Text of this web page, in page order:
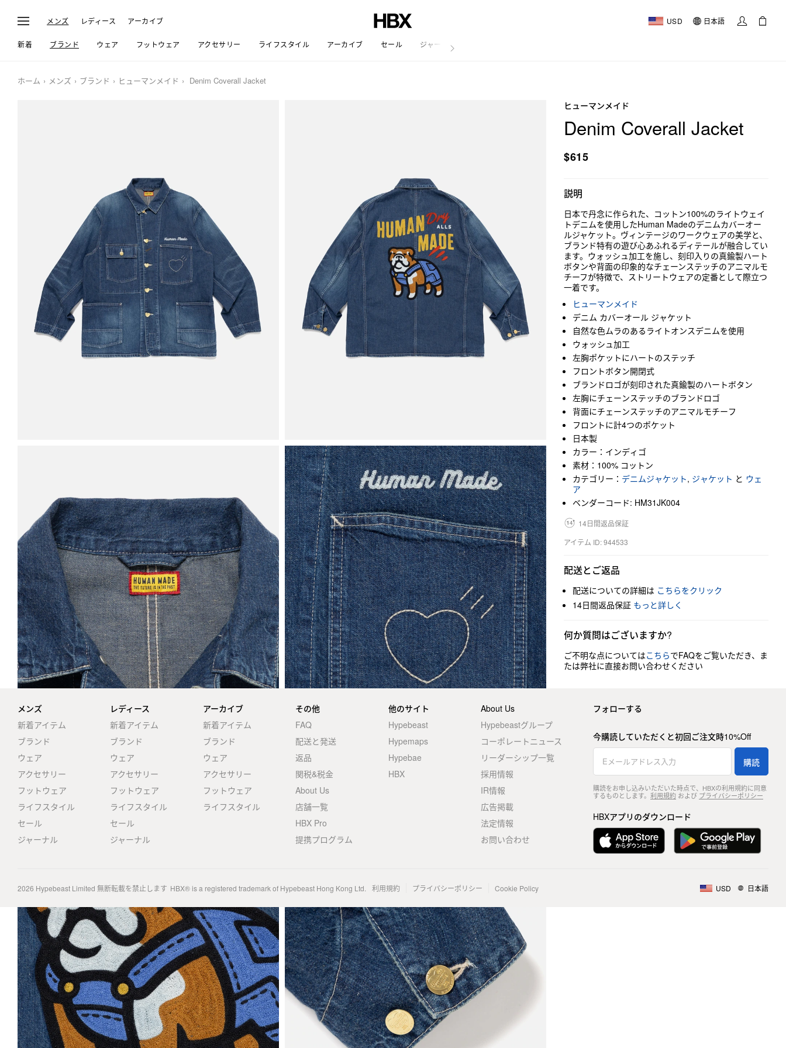
メンズ レディース アーカイブ USD 日本語
新着 ブランド ウェア フットウェア アクセサリー ライフスタイル アーカイブ セール ジャーナル
ホーム メンズ ブランド ヒューマンメイド Denim Coverall Jacket
ヒューマンメイド
Denim Coverall Jacket
$615
説明
日本で丹念に作られた、コットン100%のライトウェイ
トデニムを使用したHuman Madeのデニムカバーオー
ルジャケット。ヴィンテージのワークウェアの美学と、
ブランド特有の遊び心あふれるディテールが融合してい
ます。ウォッシュ加工を施し、刻印入りの真鍮製ハート
ボタンや背面の印象的なチェーンステッチのアニマルモ
チーフが特徴で、ストリートウェアの定番として際立つ
一着です。
ヒューマンメイド
デニム カバーオール ジャケット
自然な色ムラのあるライトオンスデニムを使用
ウォッシュ加工
左胸ポケットにハートのステッチ
フロントボタン開閉式
ブランドロゴが刻印された真鍮製のハートボタン
左胸にチェーンステッチのブランドロゴ
背面にチェーンステッチのアニマルモチーフ
フロントに計4つのポケット
日本製
カラー：インディゴ
素材：100% コットン
カテゴリー： デニムジャケット, ジャケット と ウェ
ア
ベンダーコード: HM31JK004
14日間返品保証
アイテム ID: 944533
配送とご返品
配送についての詳細は こちらをクリック
14日間返品保証 もっと詳しく
何か質問はございますか?
ご不明な点についてはこちらでFAQをご覧いただき、ま
たは弊社に直接お問い合わせください
メンズ
新着アイテム
ブランド
ウェア
アクセサリー
フットウェア
ライフスタイル
セール
ジャーナル
レディース
新着アイテム
ブランド
ウェア
アクセサリー
フットウェア
ライフスタイル
セール
ジャーナル
アーカイブ
新着アイテム
ブランド
ウェア
アクセサリー
フットウェア
ライフスタイル
その他
FAQ
配送と発送
返品
関税&税金
About Us
店舗一覧
HBX Pro
提携プログラム
他のサイト
Hypebeast
Hypemaps
Hypebae
HBX
About Us
Hypebeastグループ
コーポレートニュース
リーダーシップ一覧
採用情報
IR情報
広告掲載
法定情報
お問い合わせ
フォローする
今購読していただくと初回ご注文時10%Off
購読
購読をお申し込みいただいた時点で、HBXの利用規約に同意
するものとします。 利用規約および プライバシーポリシー
HBXアプリのダウンロード
2026 Hypebeast Limited 無断転載を禁止します HBX® is a registered trademark of Hypebeast Hong Kong Ltd. 利用規約 プライバシーポリシー Cookie Policy USD 日本語